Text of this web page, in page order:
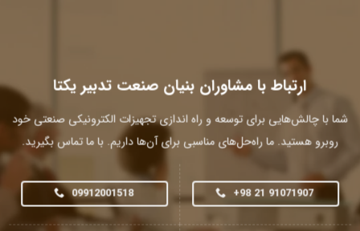
ارتباط با مشاوران بنیان صنعت تدبیر یکتا
شما با چالش‌هایی برای توسعه و راه اندازی تجهیزات الکترونیکی صنعتی خود
روبرو هستید. ما راه‌حل‌های مناسبی برای آن‌ها داریم. با ما تماس بگیرید.
+98 21 91071907
09912001518